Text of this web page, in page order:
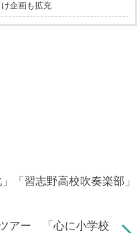
企画も拡充
「習志野高校吹奏楽部」
アー 「心に小学校